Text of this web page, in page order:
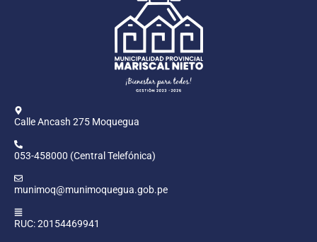
Calle Ancash 275 Moquegua
053-458000 (Central Telefónica)
munimoq@munimoquegua.gob.pe
RUC: 20154469941